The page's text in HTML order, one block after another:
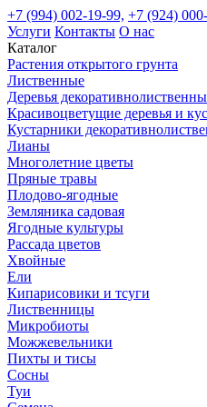
+7 (994) 002-19-99, +7 (924)
Услуги Контакты О нас
Каталог
Растения открытого грунта
Лиственные
Деревья
Красивоцветущие деревья и
Кустарники
Лианы
Многолетние цветы
Пряные травы
Плодово-ягодные
Земляника садовая
Ягодные культуры
Рассада цветов
Хвойные
Ели
Кипарисовики и тсуги
Лиственницы
Микробиоты
Можжевельники
Пихты и тисы
Сосны
Туи